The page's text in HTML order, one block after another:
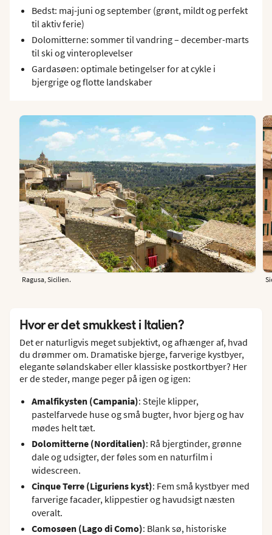
Bedst: maj-juni og september (grønt, mildt og perfekt
til aktiv ferie)
Dolomitterne: sommer til vandring – december-marts
til ski og vinteroplevelser
Gardasøen: optimale betingelser for at cykle i
bjergrige og flotte landskaber
Ragusa, Sicilien.
Hvor er det smukkest i Italien?
Det er naturligvis meget subjektivt, og afhænger af, hvad
du drømmer om. Dramatiske bjerge, farverige kystbyer,
elegante sølandskaber eller klassiske postkortbyer? Her
er de steder, mange peger på igen og igen:
Amalfikysten (Campania): Stejle klipper,
pastelfarvede huse og små bugter, hvor bjerg og hav
mødes helt tæt.
Dolomitterne (Norditalien): Rå bjergtinder, grønne
dale og udsigter, der føles som en naturfilm i
widescreen.
Cinque Terre (Liguriens kyst): Fem små kystbyer med
farverige facader, klippestier og havudsigt næsten
overalt.
Comosøen (Lago di Como): Blank sø, historiske